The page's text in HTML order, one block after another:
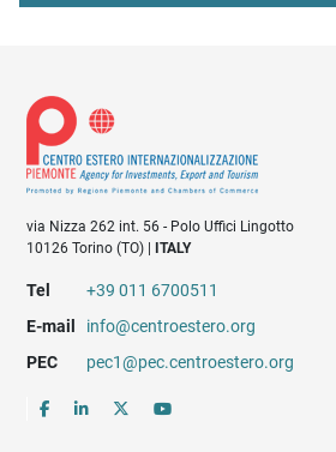
via Nizza 262 int. 56 - Polo Uffici Lingotto
10126 Torino (TO) |
ITALY
Tel
+39 011 6700511
E-mail
info@centroestero.org
PEC
pec1@pec.centroestero.org